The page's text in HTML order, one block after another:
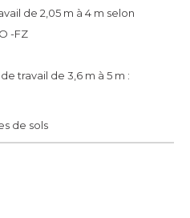
de sols
de 2,05 m à 4 m selon
-FZ
travail de 3,6 m à 5 m :